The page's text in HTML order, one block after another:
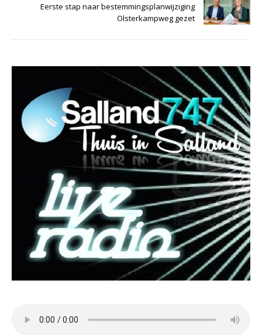
Eerste stap naar bestemmingsplanwijziging
Olsterkampweg gezet